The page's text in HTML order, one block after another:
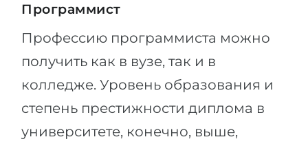
Программист
Профессию программиста можно
получить как в вузе, так и в
колледже. Уровень образования и
степень престижности диплома в
университете, конечно, выше,